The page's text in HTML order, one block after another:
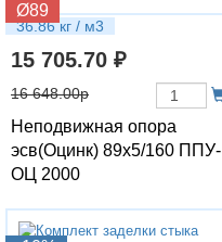
Ø89
36.86 кг / м3
15 705.70 ₽
16 648.00р
Неподвижная опора
эсв(Оцинк) 89х5/160 ППУ-
ОЦ 2000